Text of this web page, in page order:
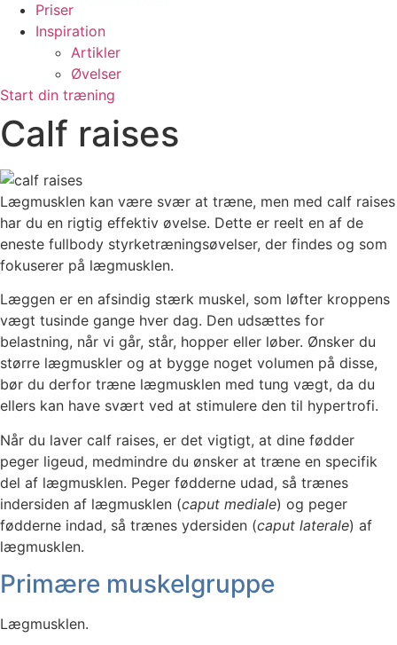
Priser
Inspiration
Artikler
Øvelser
Start din træning
Calf raises
Lægmusklen kan være svær at træne, men med calf raises
har du en rigtig effektiv øvelse. Dette er reelt en af de
eneste fullbody styrketræningsøvelser, der findes og som
fokuserer på lægmusklen.
Læggen er en afsindig stærk muskel, som løfter kroppens
vægt tusinde gange hver dag. Den udsættes for
belastning, når vi går, står, hopper eller løber. Ønsker du
større lægmuskler og at bygge noget volumen på disse,
bør du derfor træne lægmusklen med tung vægt, da du
ellers kan have svært ved at stimulere den til hypertrofi.
Når du laver calf raises, er det vigtigt, at dine fødder
peger ligeud, medmindre du ønsker at træne en specifik
del af lægmusklen. Peger fødderne udad, så trænes
indersiden af lægmusklen (caput mediale) og peger
fødderne indad, så trænes ydersiden (caput laterale) af
lægmusklen.
Primære muskelgruppe
Lægmusklen.